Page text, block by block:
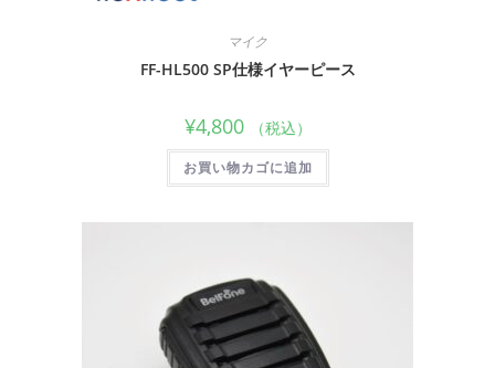
マイク
FF-HL500 SP仕様イヤーピース
¥4,800 （税込）
お買い物カゴに追加